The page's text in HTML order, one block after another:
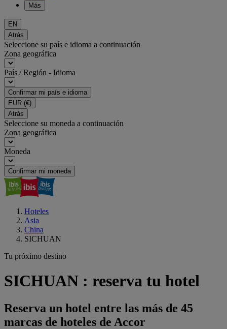
Más
EN
Atrás
Seleccione su país e idioma a continuación
Zona geográfica
País / Región - Idioma
Confirmar mi país e idioma
EUR (€)
Atrás
Seleccione su moneda a continuación
Zona geográfica
Moneda
Confirmar mi moneda
Hoteles
Asia
China
SICHUAN
Tu próximo destino
SICHUAN : reserva tu hotel
Reserva un hotel entre las más de 45
marcas de hoteles de Accor